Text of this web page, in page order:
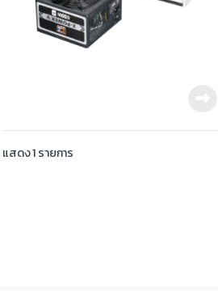
แสดง 1 รายการ